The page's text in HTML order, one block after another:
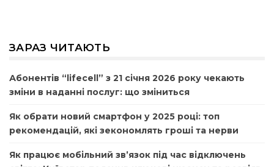
ЗАРАЗ ЧИТАЮТЬ
Абонентів “lifecell” з 21 січня 2026 року чекають
зміни в наданні послуг: що зміниться
Як обрати новий смартфон у 2025 році: топ
рекомендацій, які зекономлять гроші та нерви
Як працює мобільний зв’язок під час відключень